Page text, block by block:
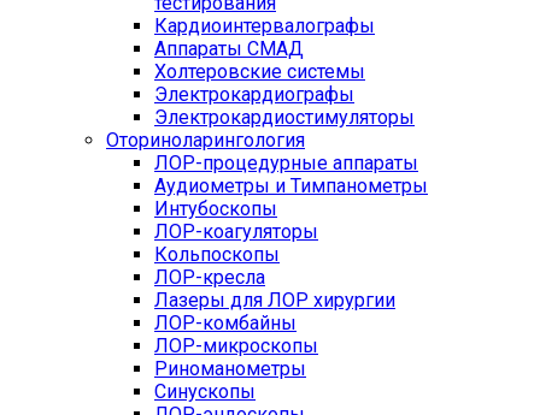
Кардиоинтервалографы
Аппараты СМАД
Холтеровские системы
Электрокардиографы
Электрокардиостимуляторы
Оториноларингология
ЛОР-процедурные аппараты
Аудиометры и Тимпанометры
Интубоскопы
ЛОР-коагуляторы
Кольпоскопы
ЛОР-кресла
Лазеры для ЛОР хирургии
ЛОР-комбайны
ЛОР-микроскопы
Риноманометры
Синускопы